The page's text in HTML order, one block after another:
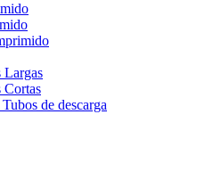
Largas
Cortas
de descarga